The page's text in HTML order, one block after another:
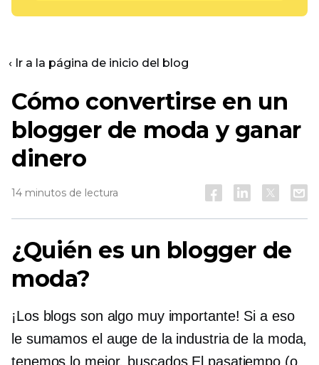
‹ Ir a la página de inicio del blog
Cómo convertirse en un
blogger de moda y ganar
dinero
14 minutos de lectura
¿Quién es un blogger de
moda?
¡Los blogs son algo muy importante! Si a eso
le sumamos el auge de la industria de la moda,
tenemos lo mejor. buscadosEl pasatiempo (o